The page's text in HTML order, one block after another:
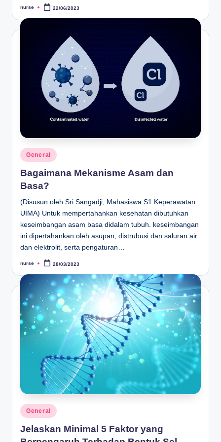
Manfaat Tanaman Pagoda untuk Penderita
14/06/2022
Undang-Undang RI No. 36 Tahun 2014 tentang
26/04/2022
Undang-Undang RI No. 38 Tahun 2014 tentang
25/04/2022
Loker BPJS Kesehatan April 2022
24/04/2022
Loker Perawat RSUD Cipayung Jakarta Timur
21/04/2022
Posted
nurse 22/06/2023
Posted
in
General
Bagaimana Mekanisme Asam dan
Basa?
(Disusun oleh Sri Sangadji, Mahasiswa S1 Keperawatan
UIMA) Untuk mempertahankan kesehatan dibutuhkan
keseimbangan asam basa didalam tubuh. keseimbangan
ini dipertahankan oleh asupan, distrubusi dan saluran air
dan elektrolit, serta pengaturan…
Posted
nurse 28/03/2023
Posted
in
General
Jelaskan Minimal 5 Faktor yang